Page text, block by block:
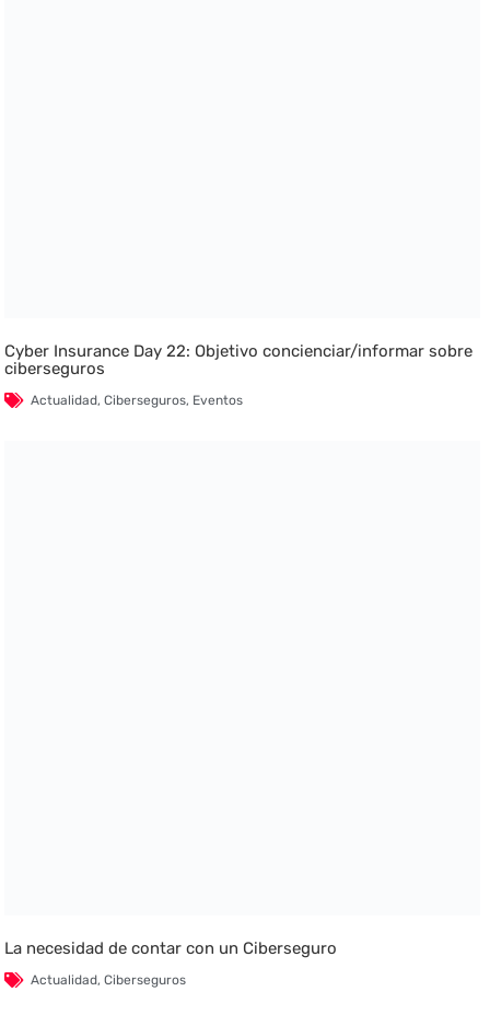
Cyber Insurance Day 22: Objetivo concienciar/informar sobre
ciberseguros
Actualidad,Ciberseguros, Eventos
La necesidad de contar con un Ciberseguro
Actualidad,Ciberseguros